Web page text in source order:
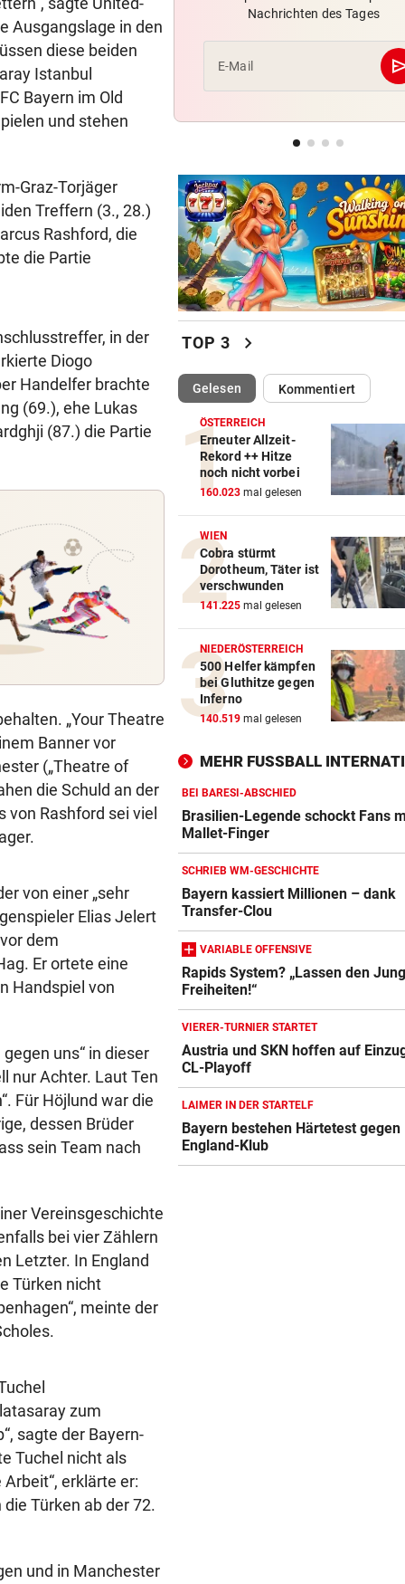
Ausgangslage in den
diese beiden
Istanbul
Bayern im Old
und stehen
Graz-Torjäger
Treffern (3., 28.)
Rashford, die
die Partie
in der
Diogo
Handelfer brachte
(69.), ehe Lukas
(87.) die Partie
„Your Theatre
Banner vor
(„Theatre of
die Schuld an der
Rashford sei viel
von einer „sehr
Elias Jelert
dem
Er ortete eine
Handspiel von
uns“ in dieser
nur Achter. Laut Ten
Für Höjlund war die
dessen Brüder
sein Team nach
Vereinsgeschichte
bei vier Zählern
Letzter. In England
Türken nicht
meinte der
zum
sagte der Bayern-
Tuchel nicht als
erklärte er:
Türken ab der 72.
und in Manchester
Hochgefühle dank
eines Kult-Sponsors
Rückkehr nach Grödig
Fehlstart komplett! Nächste
für St. Pölten
Nachrichten des Tages
E-Mail
TOP 3 chevron_right
Gelesen(ausgewählt)Kommentiert
ÖSTERREICH
Erneuter Allzeit-
Rekord ++ Hitze
noch nicht vorbei
160.023 mal gelesen
WIEN
Cobra stürmt
Dorotheum, Täter ist
verschwunden
141.225 mal gelesen
NIEDERÖSTERREICH
500 Helfer kämpfen
bei Gluthitze gegen
Inferno
140.519 mal gelesen
MEHR FUSSBALL
BEI BARESI-ABSCHIED
Brasilien-Legende schockt Fans
Mallet-Finger
SCHRIEB WM-GESCHICHTE
Bayern kassiert Millionen – dank
Transfer-Clou
VARIABLE OFFENSIVE
Rapids System? „Lassen den
Freiheiten!“
VIERER-TURNIER STARTET
Austria und SKN hoffen auf
CL-Playoff
LAIMER IN DER STARTELF
Bayern bestehen Härtetest gegen
England-Klub